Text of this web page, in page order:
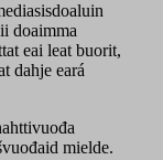
doaimma
eai leat buorit,
dahje eará
mielde.